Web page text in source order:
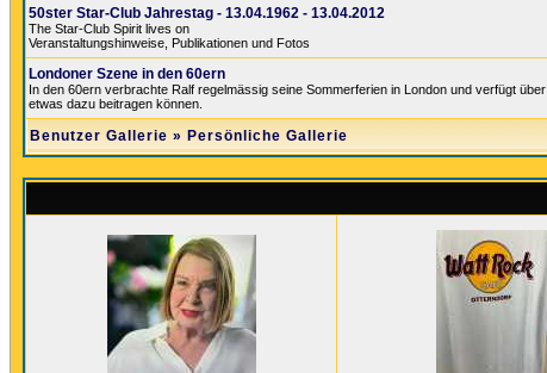
50ster Star-Club Jahrestag - 13.04.1962 - 13.04.2012
The Star-Club Spirit lives on
Veranstaltungshinweise, Publikationen und Fotos
Londoner Szene in den 60ern
In den 60ern verbrachte Ralf regelmässig seine Sommerferien in London und verfügt
etwas dazu beitragen können.
Benutzer Gallerie » Persönliche Gallerie